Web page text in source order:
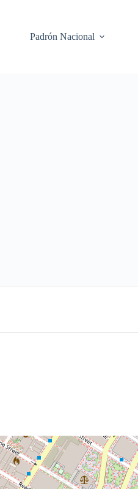
Padrón Nacional